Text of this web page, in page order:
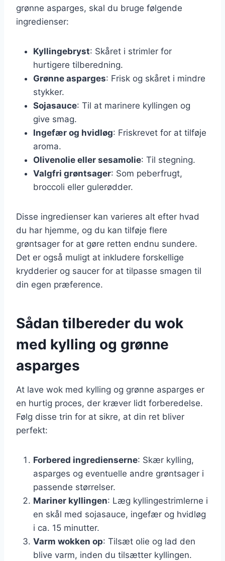
grønne asparges, skal du bruge følgende
ingredienser:
Kyllingebryst: Skåret i strimler for
hurtigere tilberedning.
Grønne asparges: Frisk og skåret i mindre
stykker.
Sojasauce: Til at marinere kyllingen og
give smag.
Ingefær og hvidløg: Friskrevet for at tilføje
aroma.
Olivenolie eller sesamolie: Til stegning.
Valgfri grøntsager: Som peberfrugt,
broccoli eller gulerødder.
Disse ingredienser kan varieres alt efter hvad
du har hjemme, og du kan tilføje flere
grøntsager for at gøre retten endnu sundere.
Det er også muligt at inkludere forskellige
krydderier og saucer for at tilpasse smagen til
din egen præference.
Sådan tilbereder du wok
med kylling og grønne
asparges
At lave wok med kylling og grønne asparges er
en hurtig proces, der kræver lidt forberedelse.
Følg disse trin for at sikre, at din ret bliver
perfekt:
Forbered ingredienserne: Skær kylling,
asparges og eventuelle andre grøntsager i
passende størrelser.
Mariner kyllingen: Læg kyllingestrimlerne i
en skål med sojasauce, ingefær og hvidløg
i ca. 15 minutter.
Varm wokken op: Tilsæt olie og lad den
blive varm, inden du tilsætter kyllingen.